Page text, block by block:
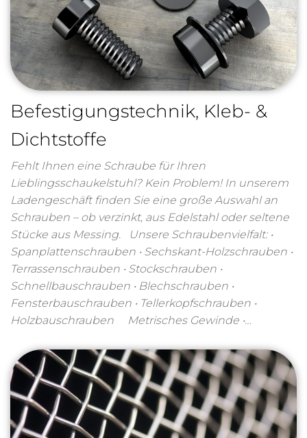
Befestigungstechnik, Kleb- &
Dichtstoffe
Fehlt Ihnen eine Schraube für Ihren
Lieblingsschaukelstuhl? Kein Problem! In unserem
Ladengeschäft finden Sie eine große Auswahl an
Schrauben – ob verzinkt, aus Edelstahl oder seltene
Stücke aus Messing. Unsere Schraubenvielfalt: •
Spanplattenschrauben • Sechskant-Holzschrauben •
Terrassenschrauben • Stockschrauben •
Schnellbauschrauben • Blechschrauben •
Fensterbauschrauben • Tellerkopfschrauben •
Holzbauschrauben Metrisches Gewinde •…